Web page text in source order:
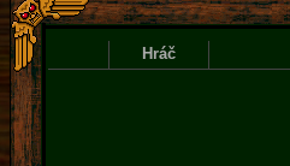
Hráč